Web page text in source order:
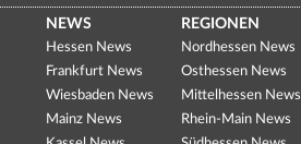
NEWS
Hessen News
Frankfurt News
Wiesbaden News
Mainz News
REGIONEN
Nordhessen News
Osthessen News
Mittelhessen News
Rhein-Main News